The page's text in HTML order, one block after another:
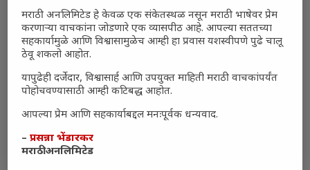
मराठी अनलिमिटेड हे केवळ एक संकेतस्थळ नसून मराठी भाषेवर प्रेम
करणाऱ्या वाचकांना जोडणारे एक व्यासपीठ आहे. आपल्या सततच्या
सहकार्यामुळे आणि विश्वासामुळेच आम्ही हा प्रवास यशस्वीपणे पुढे चालू
ठेवू शकलो आहोत.
यापुढेही दर्जेदार, विश्वासार्ह आणि उपयुक्त माहिती मराठी वाचकांपर्यंत
पोहोचवण्यासाठी आम्ही कटिबद्ध आहोत.
आपल्या प्रेम आणि सहकार्याबद्दल मनःपूर्वक धन्यवाद.
–प्रसन्ना भेंडारकर
मराठी अनलिमिटेड